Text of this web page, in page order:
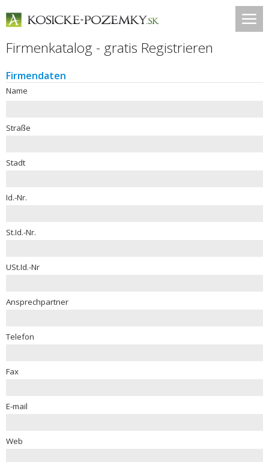
Firmenkatalog - gratis Registrieren
Firmendaten
Name
Straße
Stadt
Id.-Nr.
St.Id.-Nr.
USt.Id.-Nr
Ansprechpartner
Telefon
Fax
E-mail
Web